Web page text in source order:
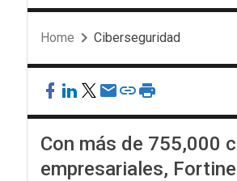
Home Ciberseguridad
Con más de 755,000
empresariales,